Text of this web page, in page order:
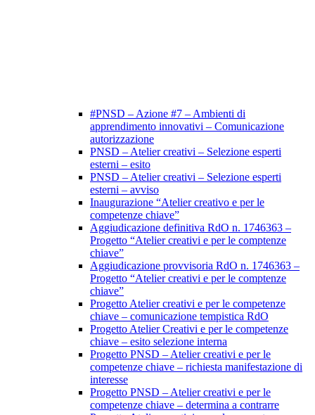
#PNSD – Azione #7 – Ambienti di
apprendimento innovativi – Comunicazione
autorizzazione
PNSD – Atelier creativi – Selezione esperti
esterni – esito
PNSD – Atelier creativi – Selezione esperti
esterni – avviso
Inaugurazione “Atelier creativo e per le
competenze chiave”
Aggiudicazione definitiva RdO n. 1746363 –
Progetto “Atelier creativi e per le comptenze
chiave”
Aggiudicazione provvisoria RdO n. 1746363 –
Progetto “Atelier creativi e per le comptenze
chiave”
Progetto Atelier creativi e per le competenze
chiave – comunicazione tempistica RdO
Progetto Atelier Creativi e per le competenze
chiave – esito selezione interna
Progetto PNSD – Atelier creativi e per le
competenze chiave – richiesta manifestazione di
interesse
Progetto PNSD – Atelier creativi e per le
competenze chiave – determina a contrarre